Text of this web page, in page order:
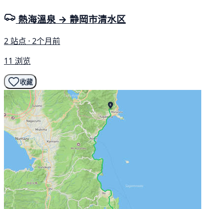
熱海溫泉 → 静岡市清水区
2 站点 · 2个月前
11 浏览
收藏